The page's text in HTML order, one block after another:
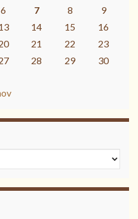
6 7 8
9
14 15
16
21 22
23
28 29
30